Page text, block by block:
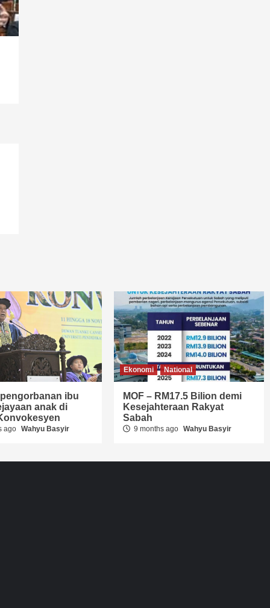
ibu
anak di
ago Wahyu Basyir
Ekonomi National
MOF – RM17.5 Bilion demi
Kesejahteraan Rakyat
Sabah
9 months ago Wahyu Basyir